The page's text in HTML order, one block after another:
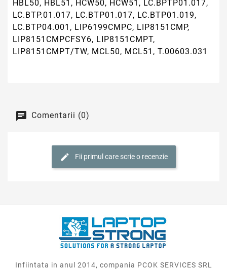
HBL50, HBL51, HCW50, HCW51, LC.BPTP01.017,
LC.BTP.01.017, LC.BTP01.017, LC.BTP01.019,
LC.BTP04.001, LIP6199CMPC, LIP8151CMP,
LIP8151CMPCFSY6, LIP8151CMPT,
LIP8151CMPT/TW, MCL50, MCL51, T.00603.031
Comentarii (0)
Fii primul care scrie o recenzie
Infiintata in anul 2014, compania PCOK SERVICES SRL